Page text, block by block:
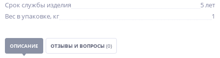
Срок службы изделия
5 лет
Вес в упаковке, кг
1
ОПИСАНИЕ ОТЗЫВЫ И ВОПРОСЫ (0)